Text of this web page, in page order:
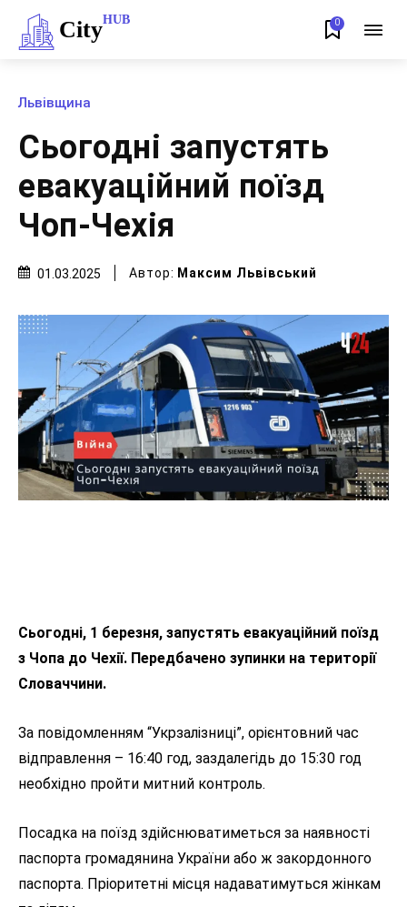
CityHUB 0
Львівщина
Сьогодні запустять
евакуаційний поїзд
Чоп-Чехія
01.03.2025 Автор: Максим Львівський
Сьогодні, 1 березня, запустять евакуаційний поїзд
з Чопа до Чехії. Передбачено зупинки на території
Словаччини.
За повідомленням “Укрзалізниці”, орієнтовний час
відправлення – 16:40 год, заздалегідь до 15:30 год
необхідно пройти митний контроль.
Посадка на поїзд здійснюватиметься за наявності
паспорта громадянина України або ж закордонного
паспорта. Пріоритетні місця надаватимуться жінкам